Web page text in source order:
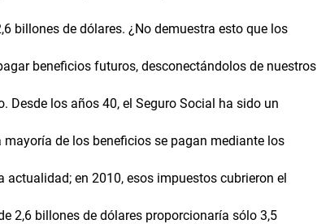
billones de dólares. ¿No demuestra esto que los
beneficios futuros, desconectándolos de nuestros
Desde los años 40, el Seguro Social ha sido un
de los beneficios se pagan mediante los
en 2010, esos impuestos cubrieron el
2,6 billones de dólares proporcionaría sólo 3,5